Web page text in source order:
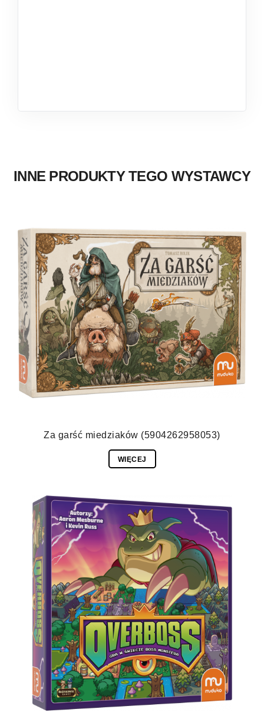
INNE PRODUKTY TEGO WYSTAWCY
Za garść miedziaków (5904262958053)
WIĘCEJ